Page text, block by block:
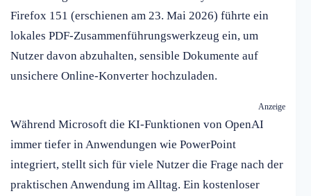
Firefox 151 (erschienen am 23. Mai 2026) führte ein
lokales PDF-Zusammenführungswerkzeug ein, um
Nutzer davon abzuhalten, sensible Dokumente auf
unsichere Online-Konverter hochzuladen.
Anzeige
Während Microsoft die KI-Funktionen von OpenAI
immer tiefer in Anwendungen wie PowerPoint
integriert, stellt sich für viele Nutzer die Frage nach der
praktischen Anwendung im Alltag. Ein kostenloser